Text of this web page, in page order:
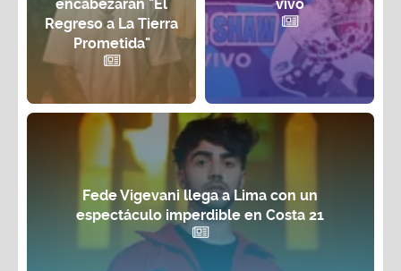
encabezarán "El
Regreso a La Tierra
Prometida"
vivo
Fede Vigevani llega a Lima con un
espectáculo imperdible en Costa 21